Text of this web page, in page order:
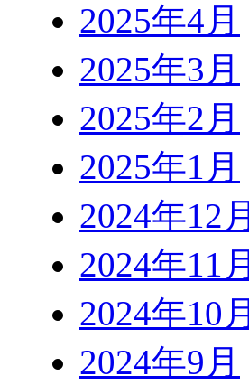
2025年4月
2025年3月
2025年2月
2025年1月
2024年12月
2024年11月
2024年10月
2024年9月